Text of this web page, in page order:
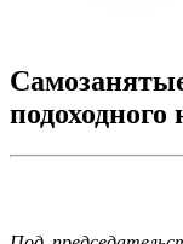
подоходного